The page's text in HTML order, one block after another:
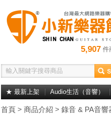
5,907 件
★ 最新上架 Audio生活（音響）
首頁 > 商品介紹 > 錄音 & PA音響